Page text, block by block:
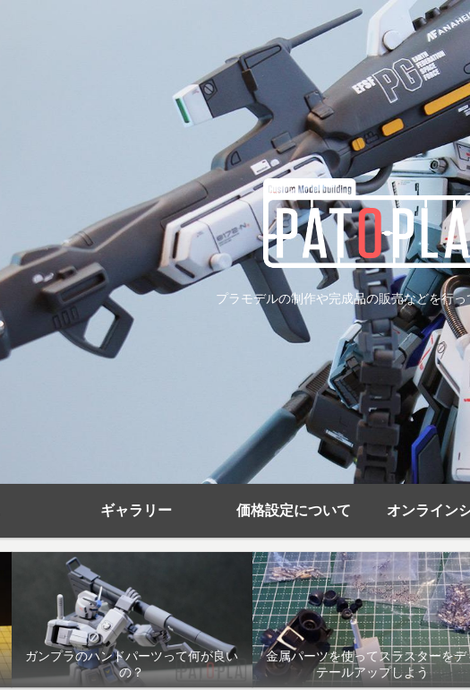
プラモデルの制作や完成品の販売などを行っ
ギャラリー 価格設定について オンライン
ガンプラのハンドパーツって何が良い
の？
金属パーツを使ってスラスターをデ
テールアップしよう